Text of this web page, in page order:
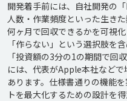
開発着手前には、自社開発の
人数・作業頻度といった生き
何ヶ月で回収できるかを可視
「作らない」という選択肢を
「投資額の3分の1の期間で回
には、代表がApple本社など
あります。仕様書通りの機能
トを最大化するための設計を得